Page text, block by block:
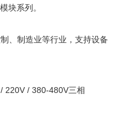
块系列。
、制造业等行业，支持设备
220V / 380-480V三相